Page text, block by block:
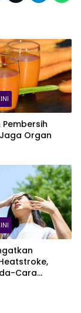
Pembersih
Organ
Cara